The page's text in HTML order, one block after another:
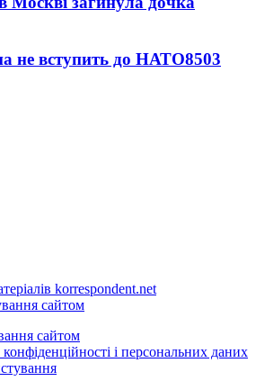
не вступить до НАТО8503
korrespondent.net
сайтом
сайтом
і персональних даних